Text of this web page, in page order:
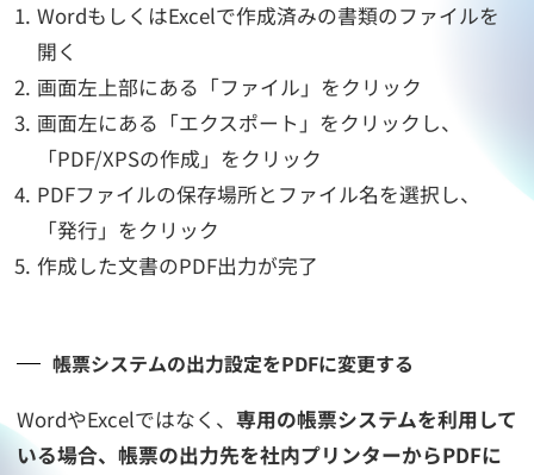
WordもしくはExcelで作成済みの書類のファイルを
開く
画面左上部にある「ファイル」をクリック
画面左にある「エクスポート」をクリックし、
「PDF/XPSの作成」をクリック
PDFファイルの保存場所とファイル名を選択し、
「発行」をクリック
作成した文書のPDF出力が完了
帳票システムの出力設定をPDFに変更する
WordやExcelではなく、 専用の帳票システムを利用して
いる場合、帳票の出力先を社内プリンターからPDFに